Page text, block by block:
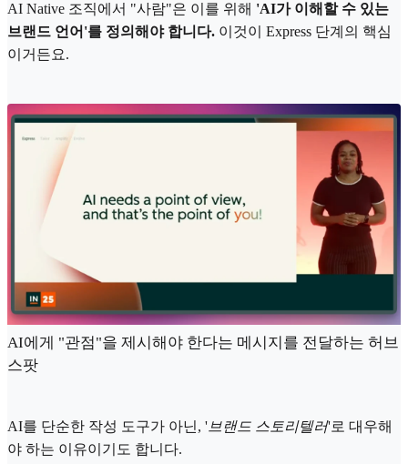
AI Native 조직에서 "사람"은 이를 위해 'AI가 이해할 수 있는
브랜드 언어'를 정의해야 합니다. 이것이 Express 단계의 핵심
이거든요.
AI에게 "관점"을 제시해야 한다는 메시지를 전달하는 허브
스팟
AI를 단순한 작성 도구가 아닌, ' 브랜드 스토리텔러'로 대우해
야 하는 이유이기도 합니다.